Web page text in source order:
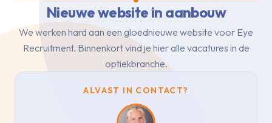
Nieuwe website in aanbouw
We werken hard aan een gloednieuwe website voor Eye
Recruitment. Binnenkort vind je hier alle vacatures in de
optiekbranche.
ALVAST IN CONTACT?